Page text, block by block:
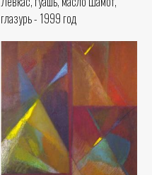
глазурь - 1999 год